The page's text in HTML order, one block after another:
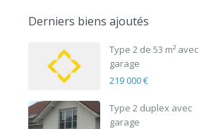
Derniers biens ajoutés
Type 2 de 53 m² avec
garage
219 000 €
Type 2 duplex avec
garage